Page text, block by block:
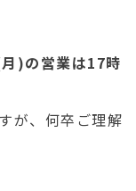
)の営業は17時
が、何卒ご理解